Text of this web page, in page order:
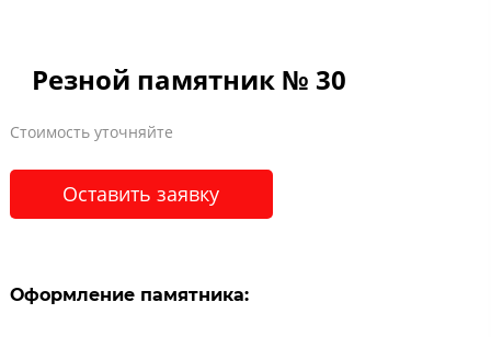
Резной памятник № 30
Стоимость уточняйте
Оставить заявку
Оформление памятника: